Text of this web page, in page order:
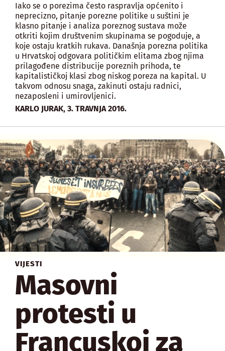
Iako se o porezima često raspravlja općenito i
neprecizno, pitanje porezne politike u suštini je
klasno pitanje i analiza poreznog sustava može
otkriti kojim društvenim skupinama se pogoduje, a
koje ostaju kratkih rukava. Današnja porezna politika
u Hrvatskoj odgovara političkim elitama zbog njima
prilagođene distribucije poreznih prihoda, te
kapitalističkoj klasi zbog niskog poreza na kapital. U
takvom odnosu snaga, zakinuti ostaju radnici,
nezaposleni i umirovljenici.
KARLO JURAK, 3. TRAVNJA 2016.
VIJESTI
Masovni
protesti u
Francuskoj za